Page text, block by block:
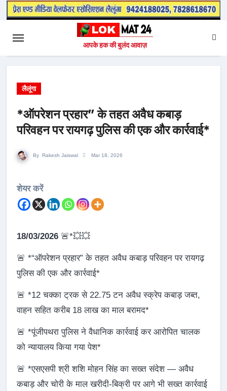
आपके हक की बुलंद आवाज़
लैलूंगा
*ऑपरेशन प्रहार” के तहत अवैध कबाड़
परिवहन पर रायगढ़ पुलिस की एक और कार्रवाई*
By Rakesh Jaiswal Mar 18, 2026
शेयर करें
18/03/2026 🚨*💥💥
🚨 *“ऑपरेशन प्रहार” के तहत अवैध कबाड़ परिवहन पर रायगढ़
पुलिस की एक और कार्रवाई*
🚨 *12 चक्का ट्रक से 22.75 टन अवैध स्क्रेप कबाड़ जब्त,
वाहन सहित करीब 18 लाख का माल बरामद*
🚨 *पूंजीपथरा पुलिस ने वैधानिक कार्रवाई कर आरोपित चालक
को न्यायालय किया गया पेश*
🚨 *एसएसपी श्री शशि मोहन सिंह का सख्त संदेश — अवैध
कबाड़ और चोरी के माल खरीदी-बिक्री पर आगे भी सख्त कार्रवाई